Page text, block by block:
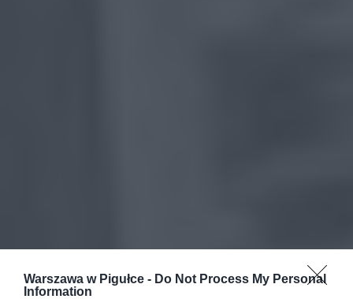
Warszawa w Pigułce - Do Not Process My Personal
Information